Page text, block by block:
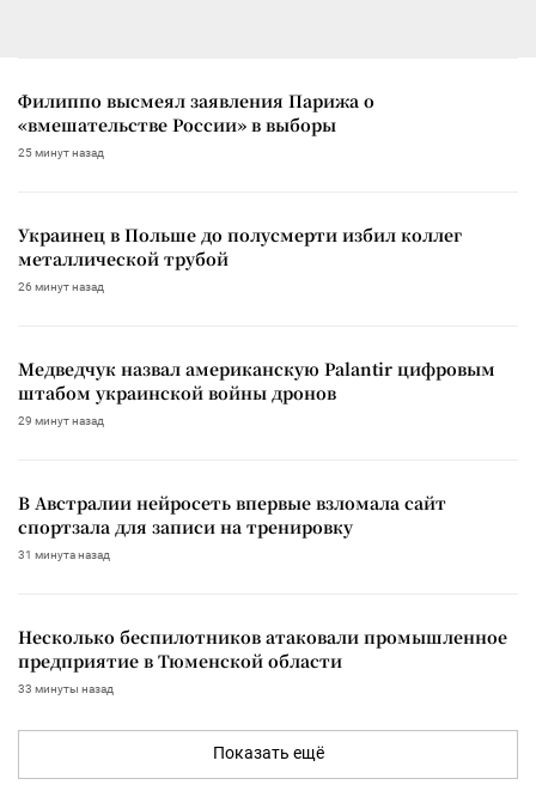
Филиппо высмеял заявления Парижа о
«вмешательстве России» в выборы
25 минут назад
Украинец в Польше до полусмерти избил коллег
металлической трубой
26 минут назад
Медведчук назвал американскую Palantir цифровым
штабом украинской войны дронов
29 минут назад
В Австралии нейросеть впервые взломала сайт
спортзала для записи на тренировку
31 минута назад
Несколько беспилотников атаковали промышленное
предприятие в Тюменской области
33 минуты назад
Показать ещё